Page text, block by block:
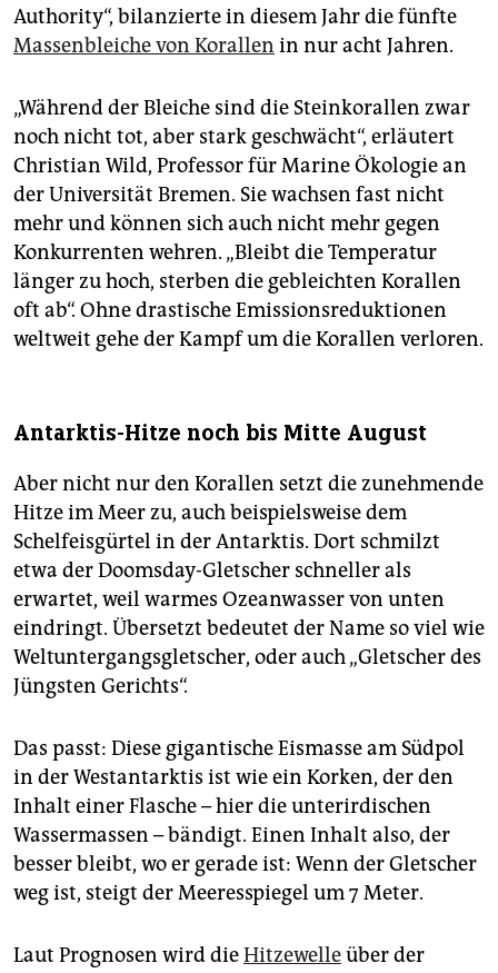
Authority“, bilanzierte in diesem Jahr die fünfte
Massenbleiche von Korallen in nur acht Jahren.
„Während der Bleiche sind die Steinkorallen zwar
noch nicht tot, aber stark geschwächt“, erläutert
Christian Wild, Professor für Marine Ökologie an
der Universität Bremen. Sie wachsen fast nicht
mehr und können sich auch nicht mehr gegen
Konkurrenten wehren. „Bleibt die Temperatur
länger zu hoch, sterben die gebleichten Korallen
oft ab“. Ohne drastische Emissionsreduktionen
weltweit gehe der Kampf um die Korallen verloren.
Antarktis-Hitze noch bis Mitte August
Aber nicht nur den Korallen setzt die zunehmende
Hitze im Meer zu, auch beispielsweise dem
Schelfeisgürtel in der Antarktis. Dort schmilzt
etwa der Doomsday-Gletscher schneller als
erwartet, weil warmes Ozeanwasser von unten
eindringt. Übersetzt bedeutet der Name so viel wie
Weltuntergangsgletscher, oder auch „Gletscher des
Jüngsten Gerichts“.
Das passt: Diese gigantische Eismasse am Südpol
in der Westantarktis ist wie ein Korken, der den
Inhalt einer Flasche – hier die unterirdischen
Wassermassen – bändigt. Einen Inhalt also, der
besser bleibt, wo er gerade ist: Wenn der Gletscher
weg ist, steigt der Meeresspiegel um 7 Meter.
Laut Prognosen wird dieHitzewelleüber der